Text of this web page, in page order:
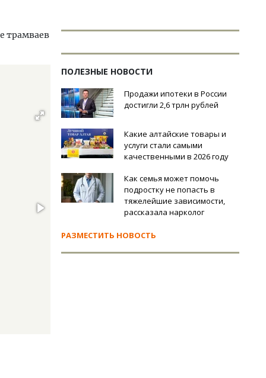
трамваев
ПОЛЕЗНЫЕ НОВОСТИ
Продажи ипотеки в России
достигли 2,6 трлн рублей
Какие алтайские товары и
услуги стали самыми
качественными в 2026 году
Как семья может помочь
подростку не попасть в
тяжелейшие зависимости,
рассказала нарколог
РАЗМЕСТИТЬ НОВОСТЬ